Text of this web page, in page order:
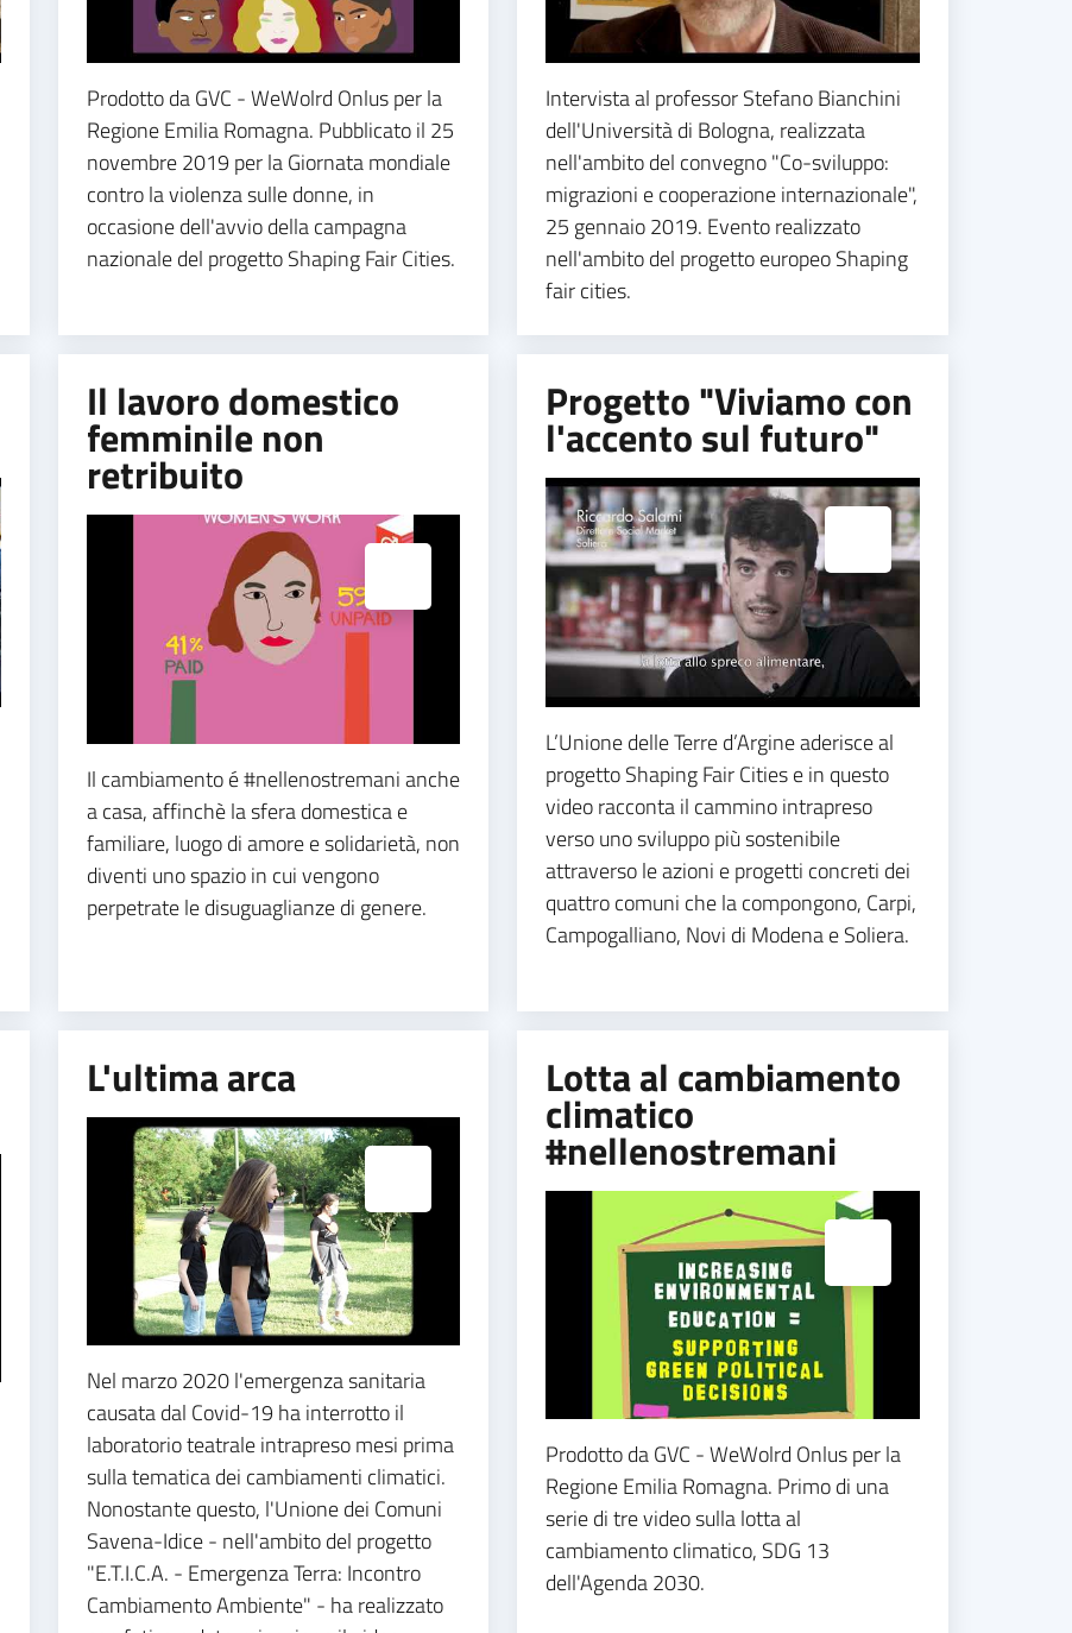
Prodotto da GVC - WeWolrd Onlus per la
Regione Emilia Romagna. Pubblicato il 25
novembre 2019 per la Giornata mondiale
contro la violenza sulle donne, in
occasione dell'avvio della campagna
nazionale del progetto Shaping Fair Cities.
Intervista al professor Stefano Bianchini
dell'Università di Bologna, realizzata
nell'ambito del convegno "Co-sviluppo:
migrazioni e cooperazione internazionale",
25 gennaio 2019. Evento realizzato
nell'ambito del progetto europeo Shaping
fair cities.
Il lavoro domestico
femminile non
retribuito
Il cambiamento é #nellenostremani anche
a casa, affinchè la sfera domestica e
familiare, luogo di amore e solidarietà, non
diventi uno spazio in cui vengono
perpetrate le disuguaglianze di genere.
Progetto "Viviamo con
l'accento sul futuro"
Espandi popup
L’Unione delle Terre d’Argine aderisce al
progetto Shaping Fair Cities e in questo
video racconta il cammino intrapreso
verso uno sviluppo più sostenibile
attraverso le azioni e progetti concreti dei
quattro comuni che la compongono, Carpi,
Campogalliano, Novi di Modena e Soliera.
L'ultima arca
Espandi popup
Nel marzo 2020 l'emergenza sanitaria
causata dal Covid-19 ha interrotto il
laboratorio teatrale intrapreso mesi prima
sulla tematica dei cambiamenti climatici.
Nonostante questo, l'Unione dei Comuni
Savena-Idice - nell'ambito del progetto
"E.T.I.C.A. - Emergenza Terra: Incontro
Cambiamento Ambiente" - ha realizzato
Lotta al cambiamento
climatico
#nellenostremani
Espandi popup
Prodotto da GVC - WeWolrd Onlus per la
Regione Emilia Romagna. Primo di una
serie di tre video sulla lotta al
cambiamento climatico, SDG 13
dell'Agenda 2030.